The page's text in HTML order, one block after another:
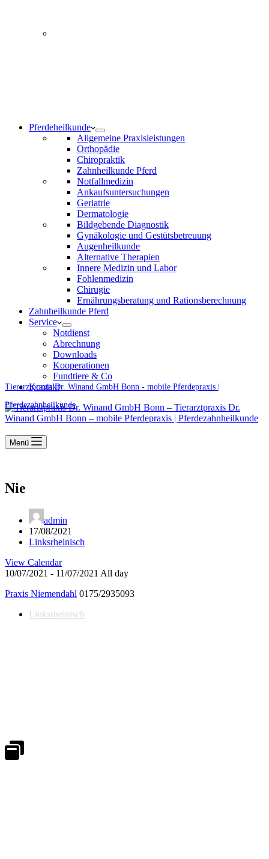
Pferdeheilkunde
Allgemeine Praxisleistungen
Orthopädie
Chiropraktik
Zahnheilkunde Pferd
Notfallmedizin
Ankaufsuntersuchungen
Geriatrie
Dermatologie
Bildgebende Diagnostik
Gynäkologie und Gestütsbetreuung
Augenheilkunde
Alternative Therapien
Innere Medizin und Labor
Fohlenmedizin
Chirugie
Ernährungsberatung und Rationsberechnung
Zahnheilkunde Pferd
Service
Notdienst
Abrechnung
Downloads
Kooperationen
Fundtiere & Co
Kontakt
Tierarztpraxis Dr. Winand GmbH Bonn - mobile Pferdepraxis |
Pferdezahnheilkunde
Menü
Nie
admin
17/08/2021
Linksrheinisch
View Calendar
10/07/2021 - 11/07/2021 All day
Praxis Niemendahl 0175/2935093
Linksrheinisch